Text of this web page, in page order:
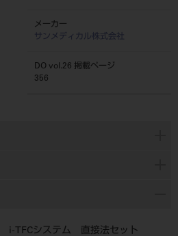
メーカー
サンメディカル株式会社
DO vol.26 掲載ページ
356
i-TFCシステム 直接法セット